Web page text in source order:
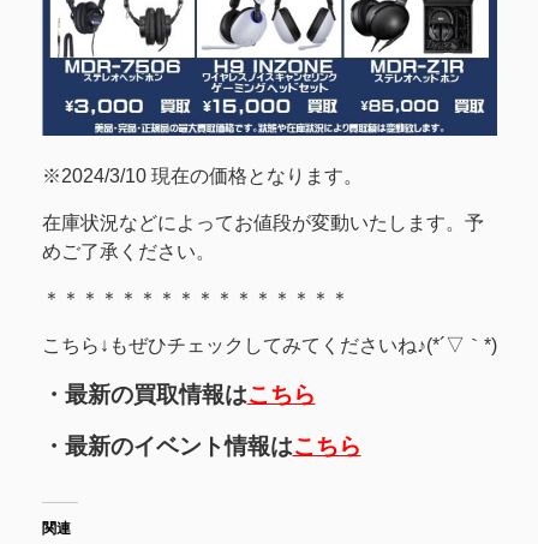
※2024/3/10 現在の価格となります。
在庫状況などによってお値段が変動いたします。予
めご了承ください。
＊＊＊＊＊＊＊＊＊＊＊＊＊＊＊＊
こちら↓もぜひチェックしてみてくださいね♪(*´▽｀*)
・最新の買取情報はこちら
・最新のイベント情報はこちら
関連